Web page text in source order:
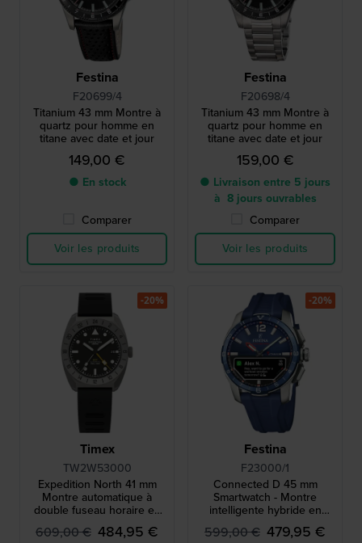
Festina
F20699/4
Titanium 43 mm Montre à
quartz pour homme en
titane avec date et jour
149,00 €
● En stock
Comparer
Voir les produits
Festina
F20698/4
Titanium 43 mm Montre à
quartz pour homme en
titane avec date et jour
159,00 €
● Livraison entre 5 jours
à 8 jours ouvrables
Comparer
Voir les produits
Timex
TW2W53000
Expedition North 41 mm
Montre automatique à
double fuseau horaire en
titane
609,00 € 484,95 €
-20%
Festina
F23000/1
Connected D 45 mm
Smartwatch - Montre
intelligente hybride en
titane
599,00 € 479,95 €
-20%